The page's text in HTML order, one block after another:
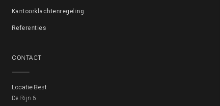
Kantoorklachtenregeling
Referenties
CONTACT
Locatie Best
De Rijn 6